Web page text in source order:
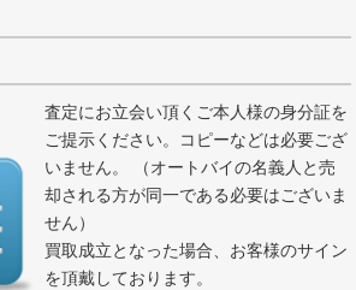
査定にお立会い頂くご本人様の身分証を
ご提示ください。コピーなどは必要ござ
いません。 （オートバイの名義人と売
却される方が同一である必要はございま
せん）
買取成立となった場合、お客様のサイン
を頂戴しております。